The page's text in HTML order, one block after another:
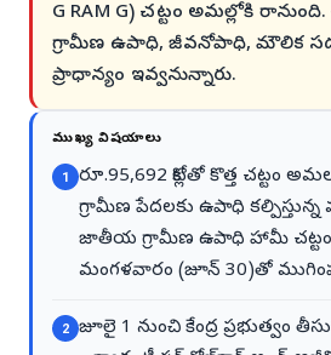
G RAM G) చట్టం అమల్లోకి
గ్రామీణ ఉపాధి, జీవనోపాధి, మౌలిక
ప్రాధాన్యం ఇవ్వనున్నారు.
ముఖ్య విషయాలు
1
రూ.95,692 కోట్లతో కొత్త చట్టం
గ్రామీణ పేదలకు ఉపాధి
జాతీయ గ్రామీణ ఉపాధి హామీ చట్టం
మంగళవారం (జూన్ 30)తో
2
జూలై 1 నుంచి కేంద్ర ప్రభుత్వం